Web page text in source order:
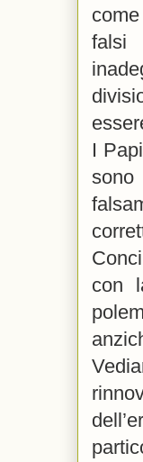
falsi
I
con